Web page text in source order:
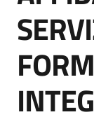
telematiche